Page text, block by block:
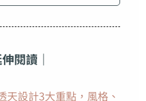
伸閱讀｜
天設計3大重點，風格、